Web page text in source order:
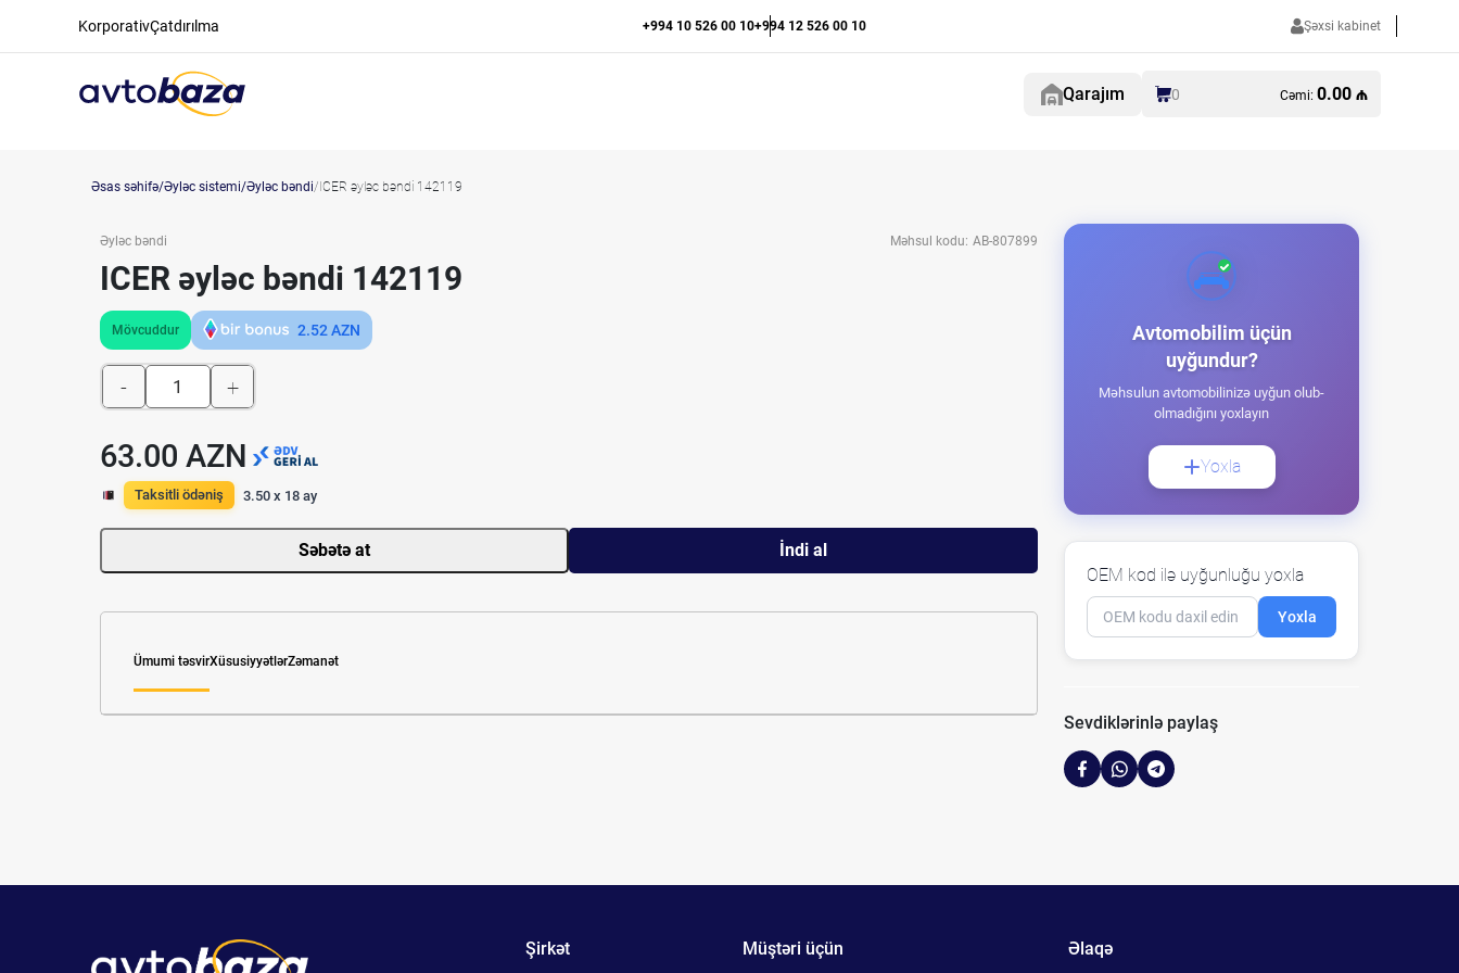
KorporativÇatdırılma +994 10 526 00 10+994 12 526 00 10 Şəxsi kabinet
Qarajım 0 Cəmi: 0.00 ₼
Əsas səhifə Əyləc sistemi Əyləc bəndi ICER əyləc bəndi 142119
Əyləc bəndi Məhsul kodu: AB-807899
ICER əyləc bəndi 142119
Mövcuddur 2.52AZN
- +
63.00 AZN
Taksitli ödəniş 3.50 x 18 ay
Səbətə at İndi al
Ümumi təsvirXüsusiyyətlərZəmanət
Avtomobilim üçün
uyğundur?
Məhsulun avtomobilinizə uyğun olub-
olmadığını yoxlayın
Yoxla
OEM kod ilə uyğunluğu yoxla
Yoxla
Sevdiklərinlə paylaş
Şirkət Müştəri üçün Əlaqə